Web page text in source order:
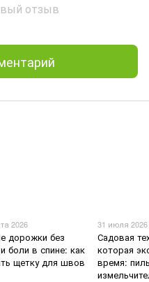
отзыв
2026
дорожки без
боли в спине: как
щетку для швов
31 июля 2026
Садовая
которая
время: